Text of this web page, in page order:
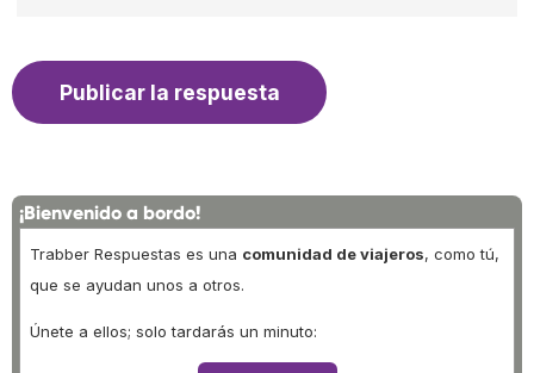
¡Bienvenido a bordo!
Trabber Respuestas es una comunidad de viajeros, como tú,
que se ayudan unos a otros.
Únete a ellos; solo tardarás un minuto: